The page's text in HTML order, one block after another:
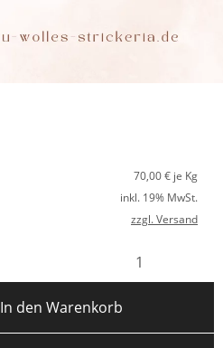
70,00€ je Kg
inkl. 19% MwSt.
zzgl. Versand
In den Warenkorb